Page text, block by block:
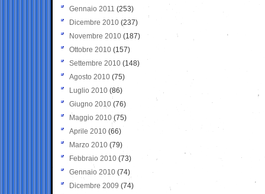
Gennaio 2011 (253)
Dicembre 2010 (237)
Novembre 2010 (187)
Ottobre 2010 (157)
Settembre 2010 (148)
Agosto 2010 (75)
Luglio 2010 (86)
Giugno 2010 (76)
Maggio 2010 (75)
Aprile 2010 (66)
Marzo 2010 (79)
Febbraio 2010 (73)
Gennaio 2010 (74)
Dicembre 2009 (74)